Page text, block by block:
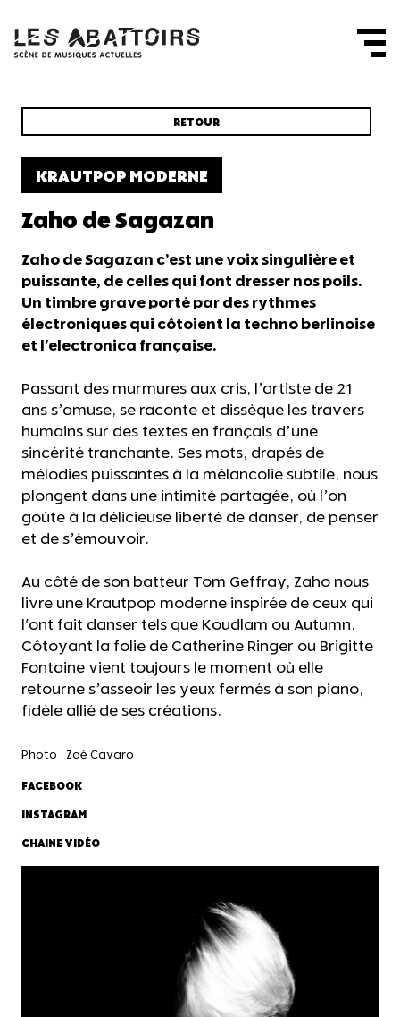
RETOUR
KRAUTPOP MODERNE
Zaho de Sagazan
Zaho de Sagazan c’est une voix singulière et
puissante, de celles qui font dresser nos poils.
Un timbre grave porté par des rythmes
électroniques qui côtoient la techno berlinoise
et l'electronica française.
Passant des murmures aux cris, l’artiste de 21
ans s’amuse, se raconte et dissèque les travers
humains sur des textes en français d’une
sincérité tranchante. Ses mots, drapés de
mélodies puissantes à la mélancolie subtile, nous
plongent dans une intimité partagée, où l’on
goûte à la délicieuse liberté de danser, de penser
et de s’émouvoir.
Au côté de son batteur Tom Geffray, Zaho nous
livre une Krautpop moderne inspirée de ceux qui
l'ont fait danser tels que Koudlam ou Autumn.
Côtoyant la folie de Catherine Ringer ou Brigitte
Fontaine vient toujours le moment où elle
retourne s’asseoir les yeux fermés à son piano,
fidèle allié de ses créations.
Photo : Zoé Cavaro
FACEBOOK
INSTAGRAM
CHAINE VIDÉO